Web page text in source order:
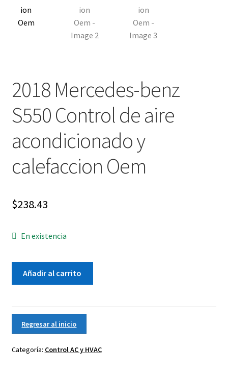
2018 Mercedes-benz
S550 Control de aire
acondicionado y
calefaccion Oem
$238.43
En existencia
de
acondicionado
Añadir al carrito
Regresar al inicio
Categoría: Control AC y HVAC